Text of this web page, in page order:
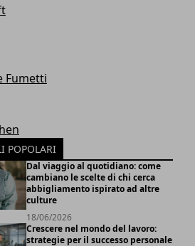
Fumetti
POPOLARI
Dal viaggio al quotidiano: come
cambiano le scelte di chi cerca
abbigliamento ispirato ad altre
culture
18/06/2026
Crescere nel mondo del lavoro:
strategie per il successo personale